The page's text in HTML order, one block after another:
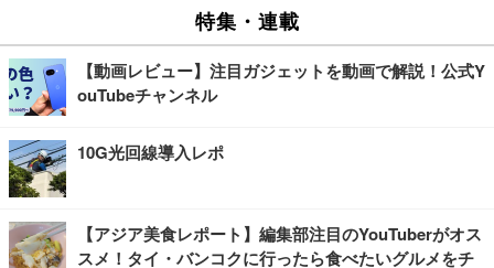
特集・連載
【動画レビュー】注目ガジェットを動画で解説！公式Y
ouTubeチャンネル
10G光回線導入レポ
【アジア美食レポート】編集部注目のYouTuberがオス
スメ！タイ・バンコクに行ったら食べたいグルメをチ